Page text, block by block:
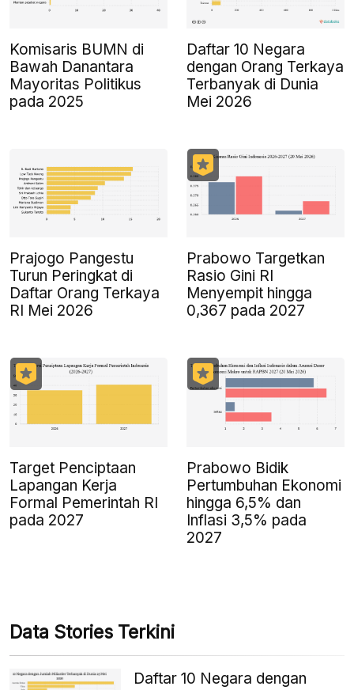
Komisaris BUMN di
Bawah Danantara
Mayoritas Politikus
pada 2025
Daftar 10 Negara
dengan Orang Terkaya
Terbanyak di Dunia
Mei 2026
Prajogo Pangestu
Turun Peringkat di
Daftar Orang Terkaya
RI Mei 2026
Prabowo Targetkan
Rasio Gini RI
Menyempit hingga
0,367 pada 2027
Target Penciptaan
Lapangan Kerja
Formal Pemerintah RI
pada 2027
Prabowo Bidik
Pertumbuhan Ekonomi
hingga 6,5% dan
Inflasi 3,5% pada
2027
Data Stories Terkini
Daftar 10 Negara dengan